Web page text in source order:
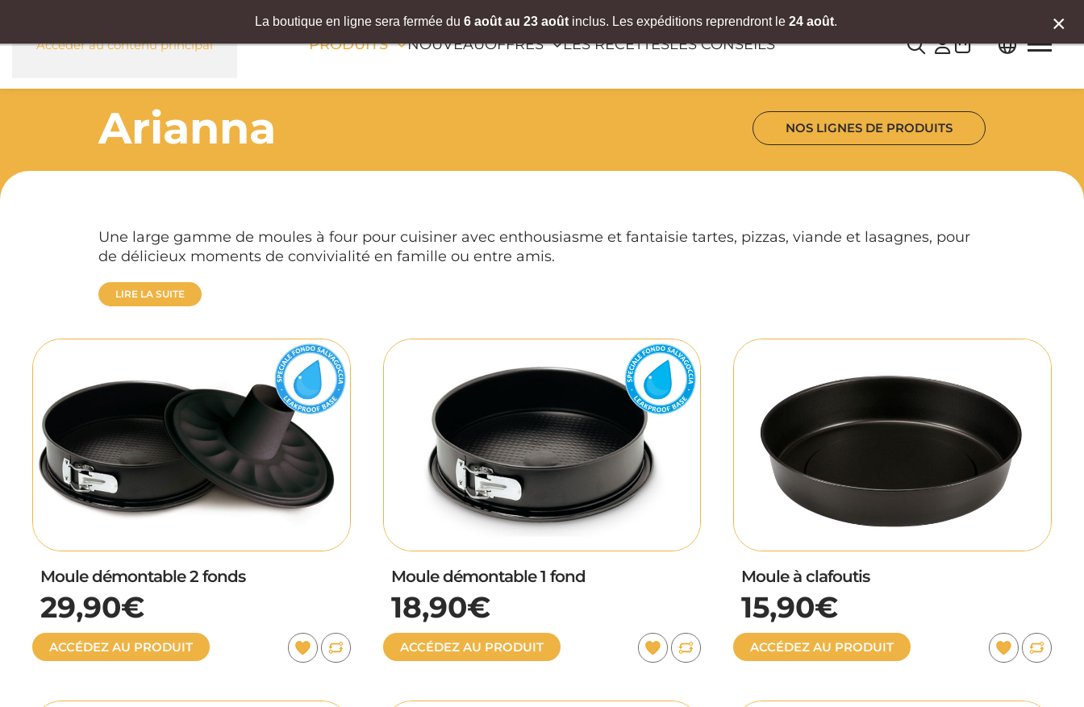
Accéder au contenu principal PRODUITS NOUVEAUOFFRES LES RECETTESLES CONSEILS
Arianna NOS LIGNES DE PRODUITS
Une large gamme de moules à four pour cuisiner avec enthousiasme et fantaisie tartes, pizzas, viande et lasagnes, pour
de délicieux moments de convivialité en famille ou entre amis.
LIRE LA SUITE
Moule démontable 2 fonds
29,90€
ACCÉDEZ AU PRODUIT
Moule démontable 1 fond
18,90€
ACCÉDEZ AU PRODUIT
Moule à clafoutis
15,90€
ACCÉDEZ AU PRODUIT
×
La boutique en ligne sera fermée du 6 août au 23 août inclus. Les expéditions reprendront le 24 août.